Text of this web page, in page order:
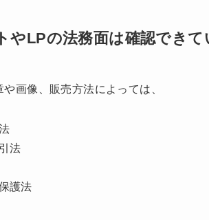
やLPの法務面は確認できて
画像、販売方法によっては、
法
護法